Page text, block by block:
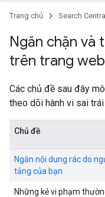
Trang chủ Search Central
Ngăn chặn và
trên trang
Các chủ đề sau đây
theo dõi hành vi sai
Chủ đề
Ngăn nội dung rác do
tảng của bạn
Những kẻ vi phạm